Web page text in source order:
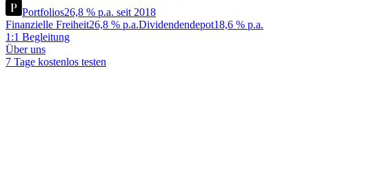
Portfolios26,8 % p.a. seit 2018
Finanzielle Freiheit26,8 % p.a.Dividendendepot18,6 % p.a.
1:1 Begleitung
Über uns
7 Tage kostenlos testen